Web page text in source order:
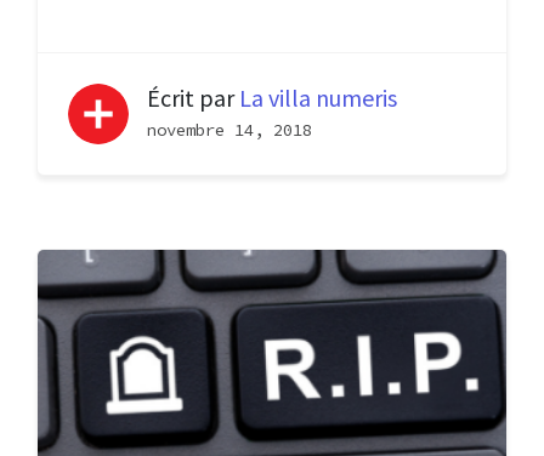
Écrit par La villa numeris
novembre 14, 2018